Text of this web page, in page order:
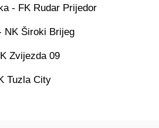
- FK Rudar Prijedor
NK Široki Brijeg
Zvijezda 09
Tuzla City